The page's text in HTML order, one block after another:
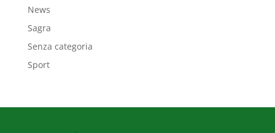
News
Sagra
Senza categoria
Sport